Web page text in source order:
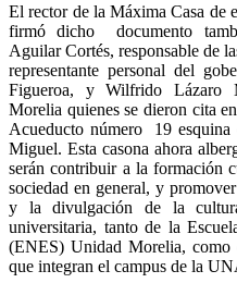
El rector de la Máxima Casa de
firmó dicho documento
Aguilar Cortés, responsable de
representante personal del
Figueroa, y Wilfrido Lázaro
Morelia quienes se dieron cita
Acueducto número 19
Miguel. Esta casona ahora
serán contribuir a la formación
sociedad en general, y
y la divulgación de la
universitaria, tanto de la
(ENES) Unidad Morelia, como
que integran el campus de la